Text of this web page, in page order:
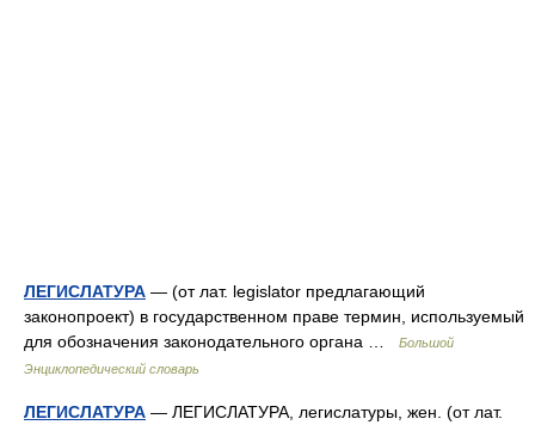
ЛЕГИСЛАТУРА — (от лат. legislator предлагающий
законопроект) в государственном праве термин, используемый
для обозначения законодательного органа …
Большой
Энциклопедический словарь
ЛЕГИСЛАТУРА — ЛЕГИСЛАТУРА, легислатуры, жен. (от лат.